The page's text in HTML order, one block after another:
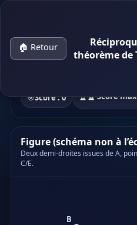
🏠 Retour
théorème de
📐 Réciproque du
🎯Score : 0 🏆 🏆 Score
Figure (schéma non à
Deux demi-droites issues de A,
C/E.
B